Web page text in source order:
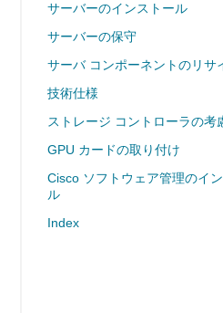
サーバーのインストール
サーバーの保守
サーバ コンポーネントのリサ
技術仕様
ストレージ コントローラの考
GPU カードの取り付け
Cisco ソフトウェア管理のイ
ル
Index